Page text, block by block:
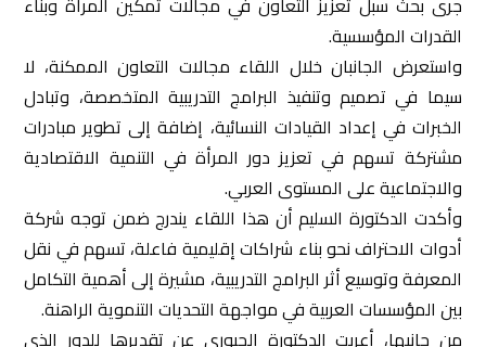
القدرات المؤسسية.
واستعرض الجانبان خلال اللقاء مجالات التعاون الممكنة، لا
سيما في تصميم وتنفيذ البرامج التدريبية المتخصصة، وتبادل
الخبرات في إعداد القيادات النسائية، إضافة إلى تطوير مبادرات
مشتركة تسهم في تعزيز دور المرأة في التنمية الاقتصادية
والاجتماعية على المستوى العربي.
وأكدت الدكتورة السليم أن هذا اللقاء يندرج ضمن توجه شركة
أدوات الاحتراف نحو بناء شراكات إقليمية فاعلة، تسهم في نقل
المعرفة وتوسيع أثر البرامج التدريبية، مشيرة إلى أهمية التكامل
بين المؤسسات العربية في مواجهة التحديات التنموية الراهنة.
من جانبها، أعربت الدكتورة الجبوري عن تقديرها للدور الذي